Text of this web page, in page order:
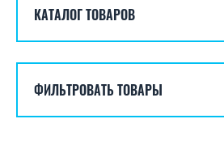
КАТАЛОГ ТОВАРОВ
ФИЛЬТРОВАТЬ ТОВАРЫ